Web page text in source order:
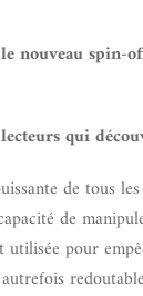
nouveau spin-
qui
de tous
de
pour